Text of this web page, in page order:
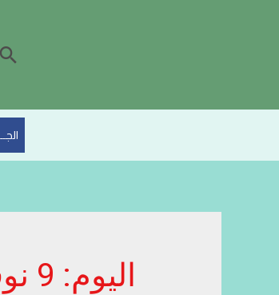
اليوم: 9 نوفمبر، 2023